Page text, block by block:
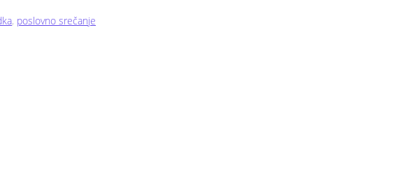
, poslovno srečanje